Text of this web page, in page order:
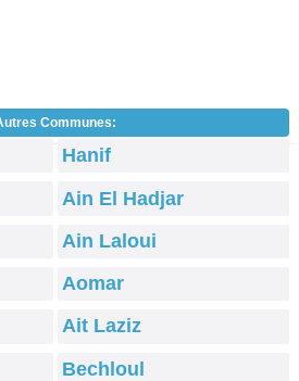
Communes:
Hanif
Ain El Hadjar
Ain Laloui
Aomar
Ait Laziz
Bechloul